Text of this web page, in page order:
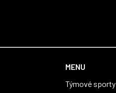
MENU
Týmové sporty